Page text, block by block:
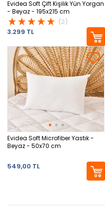
Evidea Soft Çift Kişilik Yün Yorgan
- Beyaz - 195x215 cm
(2)
3.299 TL
Evidea Soft Microfiber Yastık -
Beyaz - 50x70 cm
549,00 TL